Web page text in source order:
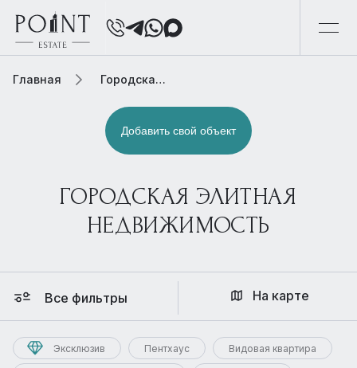
Главная Городская элитная недвижимость
Добавить свой объект
ГОРОДСКАЯ ЭЛИТНАЯ
НЕДВИЖИМОСТЬ
Все фильтры
Эксклюзив Пентхаус Видовая квартира
На карте